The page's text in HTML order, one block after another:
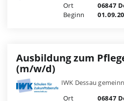
Ort
06847
Beginn
Ausbildung zum
(m/w/d)
IWK Dessau
Ort
06847